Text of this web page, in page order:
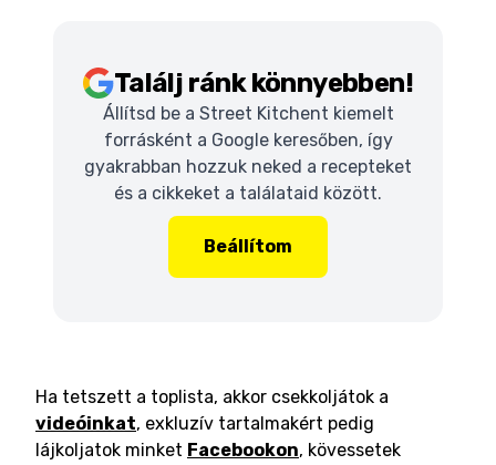
Találj ránk könnyebben!
Állítsd be a Street Kitchent kiemelt
forrásként a Google keresőben, így
gyakrabban hozzuk neked a recepteket
és a cikkeket a találataid között.
Beállítom
Ha tetszett a toplista, akkor csekkoljátok a
videóinkat, exkluzív tartalmakért pedig
lájkoljatok minket Facebookon, kövessetek